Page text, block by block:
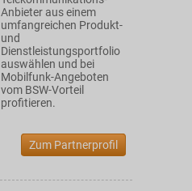
Anbieter aus einem
umfangreichen Produkt-
und
Dienstleistungsportfolio
auswählen und bei
Mobilfunk-Angeboten
vom BSW-Vorteil
profitieren.
Zum Partnerprofil